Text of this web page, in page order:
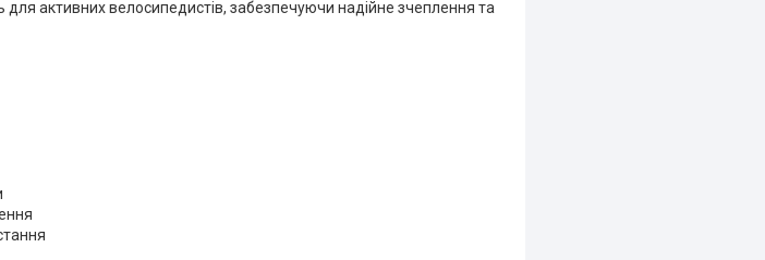
для активних велосипедистів, забезпечуючи надійне зчеплення та